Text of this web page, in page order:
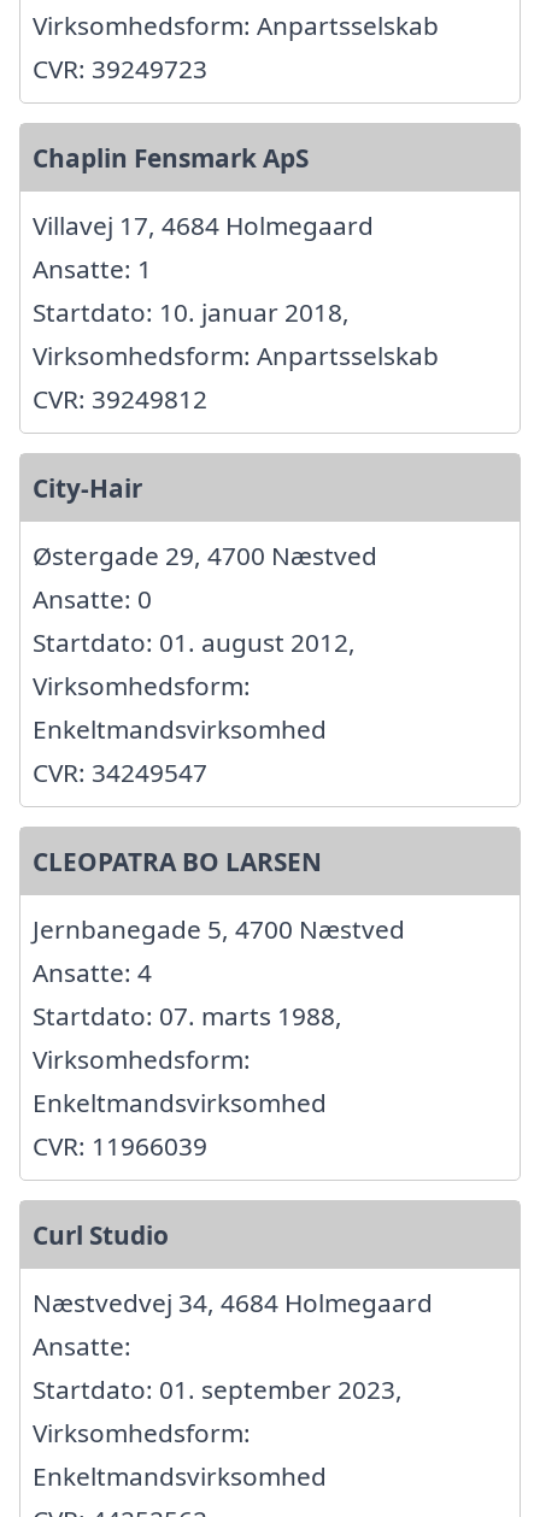
Virksomhedsform: Anpartsselskab
CVR: 39249723
Chaplin Fensmark ApS
Villavej 17, 4684 Holmegaard
Ansatte: 1
Startdato: 10. januar 2018,
Virksomhedsform: Anpartsselskab
CVR: 39249812
City-Hair
Østergade 29, 4700 Næstved
Ansatte: 0
Startdato: 01. august 2012,
Virksomhedsform:
Enkeltmandsvirksomhed
CVR: 34249547
CLEOPATRA BO LARSEN
Jernbanegade 5, 4700 Næstved
Ansatte: 4
Startdato: 07. marts 1988,
Virksomhedsform:
Enkeltmandsvirksomhed
CVR: 11966039
Curl Studio
Næstvedvej 34, 4684 Holmegaard
Ansatte:
Startdato: 01. september 2023,
Virksomhedsform:
Enkeltmandsvirksomhed